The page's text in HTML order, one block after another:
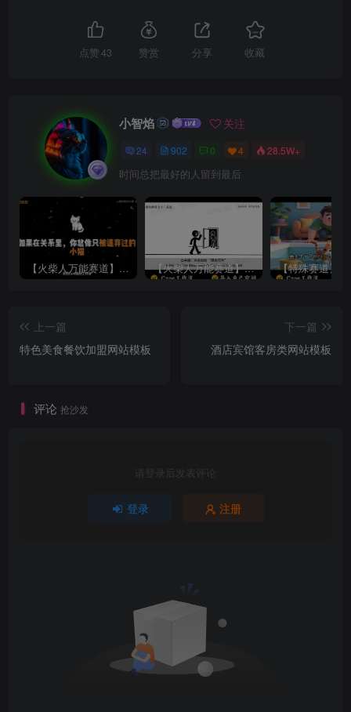
点赞43 赞赏 分享 收藏
小智焰 关注
24 902 0 4 28.5W+
时间总把最好的人留到最后
【火柴人万能赛道】火柴人心理学插画讲解视频丨扣子工作流智能体搭建coze工作流 【火柴人万能赛道】火柴人心理学智能文案视频丨扣子工作流智能体搭建coze工作流
上一篇
特色美食餐饮加盟网站模板
下一篇
酒店宾馆客房类网站模板
评论 抢沙发
请登录后发表评论
登录 注册